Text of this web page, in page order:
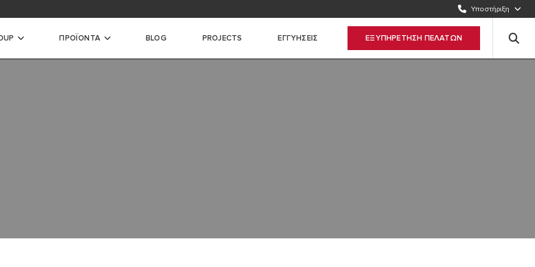
Υποστήριξη
ΠΡΟΪΟΝΤΑ BLOG PROJECTS ΕΓΓΥΗΣΕΙΣ ΕΞΥΠΗΡΕΤΗΣΗ ΠΕΛΑΤΩΝ